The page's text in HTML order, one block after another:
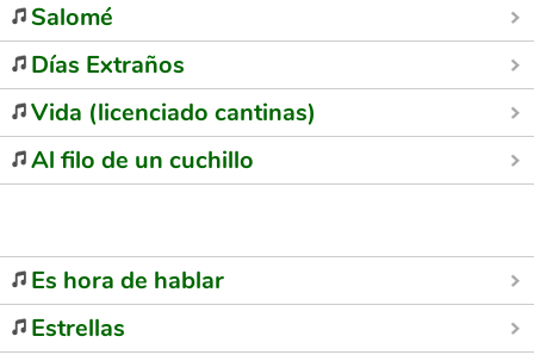
Salomé
Días Extraños
Vida (licenciado cantinas)
Al filo de un cuchillo
Es hora de hablar
Estrellas